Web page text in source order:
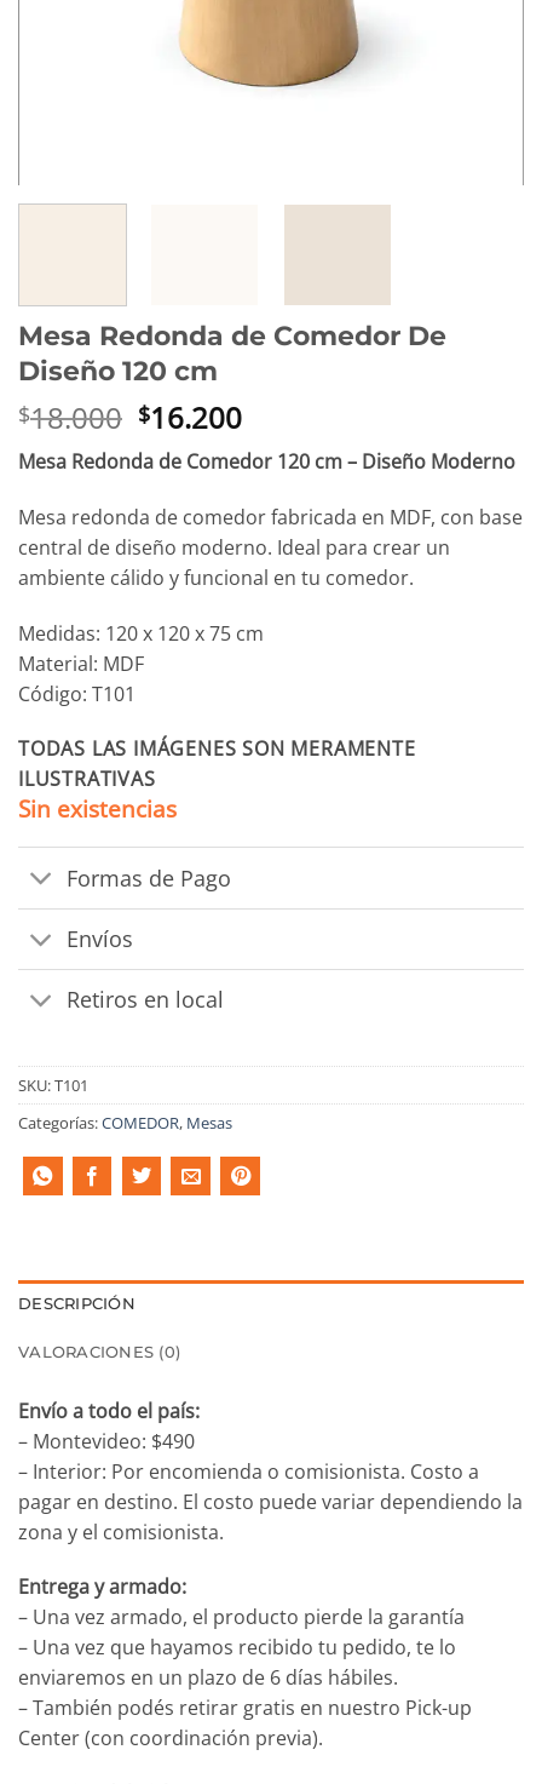
Mesa Redonda de Comedor De
Diseño 120 cm
$18.000 El
precio
original
era:
$18.000.
$16.200El
precio
actual
es:
$16.200.
Mesa Redonda de Comedor 120 cm – Diseño Moderno
Mesa redonda de comedor fabricada en MDF, con base
central de diseño moderno. Ideal para crear un
ambiente cálido y funcional en tu comedor.
Medidas: 120 x 120 x 75 cm
Material: MDF
Código: T101
TODAS LAS IMÁGENES SON MERAMENTE
ILUSTRATIVAS
Sin existencias
Formas de Pago
Envíos
Retiros en local
SKU:T101
Categorías:COMEDOR, Mesas
DESCRIPCIÓN
VALORACIONES (0)
Envío a todo el país:
– Montevideo: $490
– Interior: Por encomienda o comisionista. Costo a
pagar en destino. El costo puede variar dependiendo la
zona y el comisionista.
Entrega y armado:
– Una vez armado, el producto pierde la garantía
– Una vez que hayamos recibido tu pedido, te lo
enviaremos en un plazo de 6 días hábiles.
– También podés retirar gratis en nuestro Pick-up
Center (con coordinación previa).